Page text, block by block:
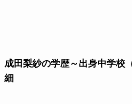
成田梨紗の学歴～出身中学校
細